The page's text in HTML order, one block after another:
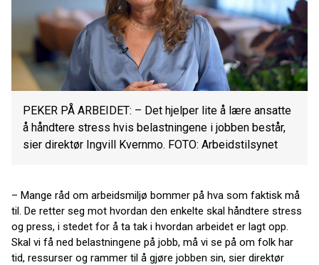
PEKER PÅ ARBEIDET: – Det hjelper lite å lære ansatte
å håndtere stress hvis belastningene i jobben består,
sier direktør Ingvill Kvernmo. FOTO: Arbeidstilsynet
– Mange råd om arbeidsmiljø bommer på hva som faktisk må
til. De retter seg mot hvordan den enkelte skal håndtere stress
og press, i stedet for å ta tak i hvordan arbeidet er lagt opp.
Skal vi få ned belastningene på jobb, må vi se på om folk har
tid, ressurser og rammer til å gjøre jobben sin, sier direktør